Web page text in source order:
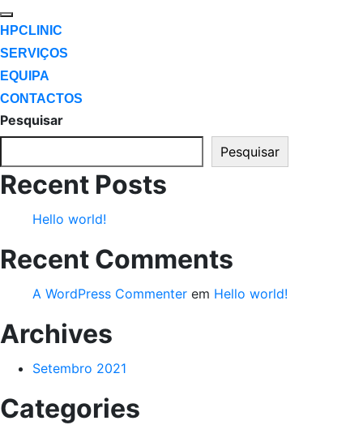
HPCLINIC
SERVIÇOS
EQUIPA
CONTACTOS
Pesquisar
Pesquisar
Recent Posts
Hello world!
Recent Comments
A WordPress Commenter em Hello world!
Archives
Setembro 2021
Categories